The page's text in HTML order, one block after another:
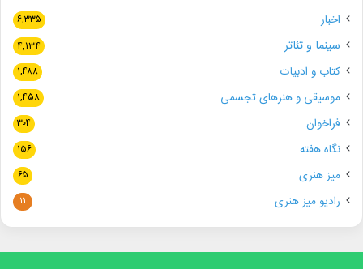
اخبار ۶,۳۳۵
سینما و تئاتر ۴,۱۳۴
کتاب و ادبیات ۱,۴۸۸
موسیقی و هنرهای تجسمی ۱,۴۵۸
فراخوان ۳۰۴
نگاه هفته ۱۵۶
میز هنری ۶۵
رادیو میز هنری ۱۱